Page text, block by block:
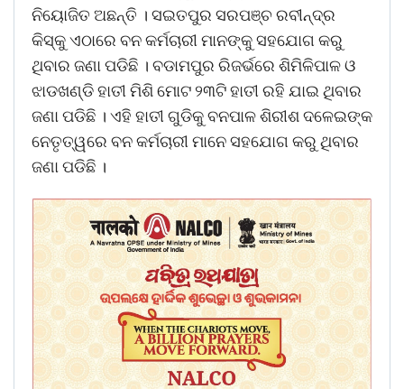
ନିୟୋଜିତ ଅଛନ୍ତି । ସଇତପୁର ସରପଞ୍ଚ ରବୀନ୍ଦ୍ର
କିସ୍କୁ ଏଠାରେ ବନ କର୍ମଚାରୀ ମାନଙ୍କୁ ସହଯୋଗ କରୁ
ଥିବାର ଜଣା ପଡିଛି । ବଡାମପୁର ରିଜର୍ଭରେ ଶିମିଳିପାଳ ଓ
ଝାଡଖଣ୍ଡି ହାତୀ ମିଶି ମୋଟ ୨୩ଟି ହାତୀ ରହି ଯାଇ ଥିବାର
ଜଣା ପଡିଛି । ଏହି ହାତୀ ଗୁଡିକୁ ବନପାଳ ଶିରୀଶ ଦଳେଇଙ୍କ
ନେତୃତ୍ୱରେ ବନ କର୍ମଚାରୀ ମାନେ ସହଯୋଗ କରୁ ଥିବାର
ଜଣା ପଡିଛି ।